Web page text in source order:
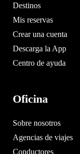
Destinos
Mis reservas
Crear una cuenta
Descarga la App
Centro de ayuda
Oficina
Sobre nosotros
Agencias de viajes
Conductores